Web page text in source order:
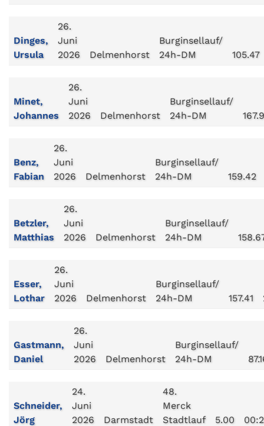
Dinges,
Ursula
26.
Juni
2026
Delmenhorst
Burginsellauf/
24h-DM
105.47
Minet,
Johannes
26.
Juni
2026
Delmenhorst
Burginsellauf/
24h-DM
Benz,
Fabian
26.
Juni
2026
Delmenhorst
Burginsellauf/
24h-DM
159.42
Betzler,
Matthias
26.
Juni
2026
Delmenhorst
Burginsellauf/
24h-DM
Esser,
Lothar
26.
Juni
2026
Delmenhorst
Burginsellauf/
24h-DM
157.41
Gastmann,
Daniel
26.
Juni
2026
Delmenhorst
Burginsellauf/
24h-DM
Schneider,
Jörg
24.
Juni
2026
Darmstadt
48.
Merck
Stadtlauf
5.00